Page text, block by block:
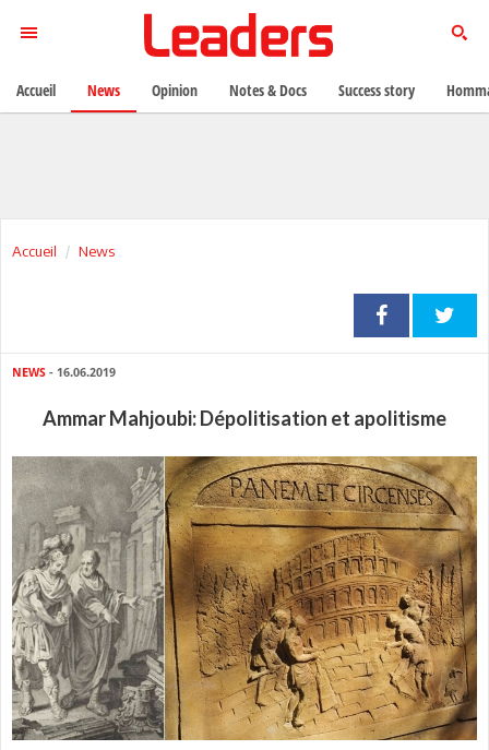
Accueil News
NEWS - 16.06.2019
Ammar Mahjoubi: Dépolitisation et apolitisme
Accueil News Opinion Notes & Docs Success story